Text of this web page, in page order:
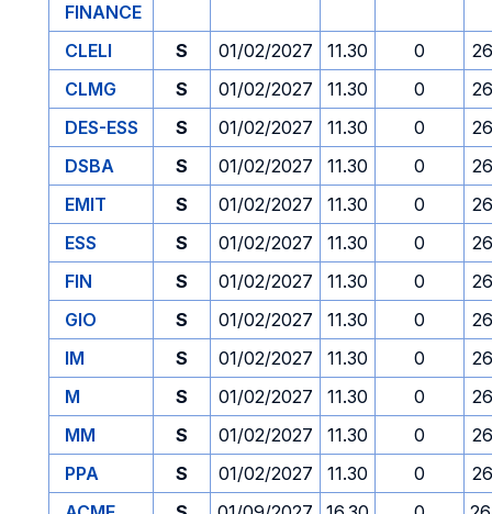
FINANCE
CLELI S 01/02/2027 11.30 0
CLMG
S 01/02/2027 11.30 0
DES-ESS
S 01/02/2027 11.30 0
DSBA
S 01/02/2027 11.30 0
EMIT
S 01/02/2027 11.30 0
ESS
S 01/02/2027 11.30 0
FIN
S 01/02/2027 11.30 0
GIO
S 01/02/2027 11.30 0
IM
S 01/02/2027 11.30 0
M
S 01/02/2027 11.30 0
MM
S 01/02/2027 11.30 0
PPA
S 01/02/2027 11.30 0